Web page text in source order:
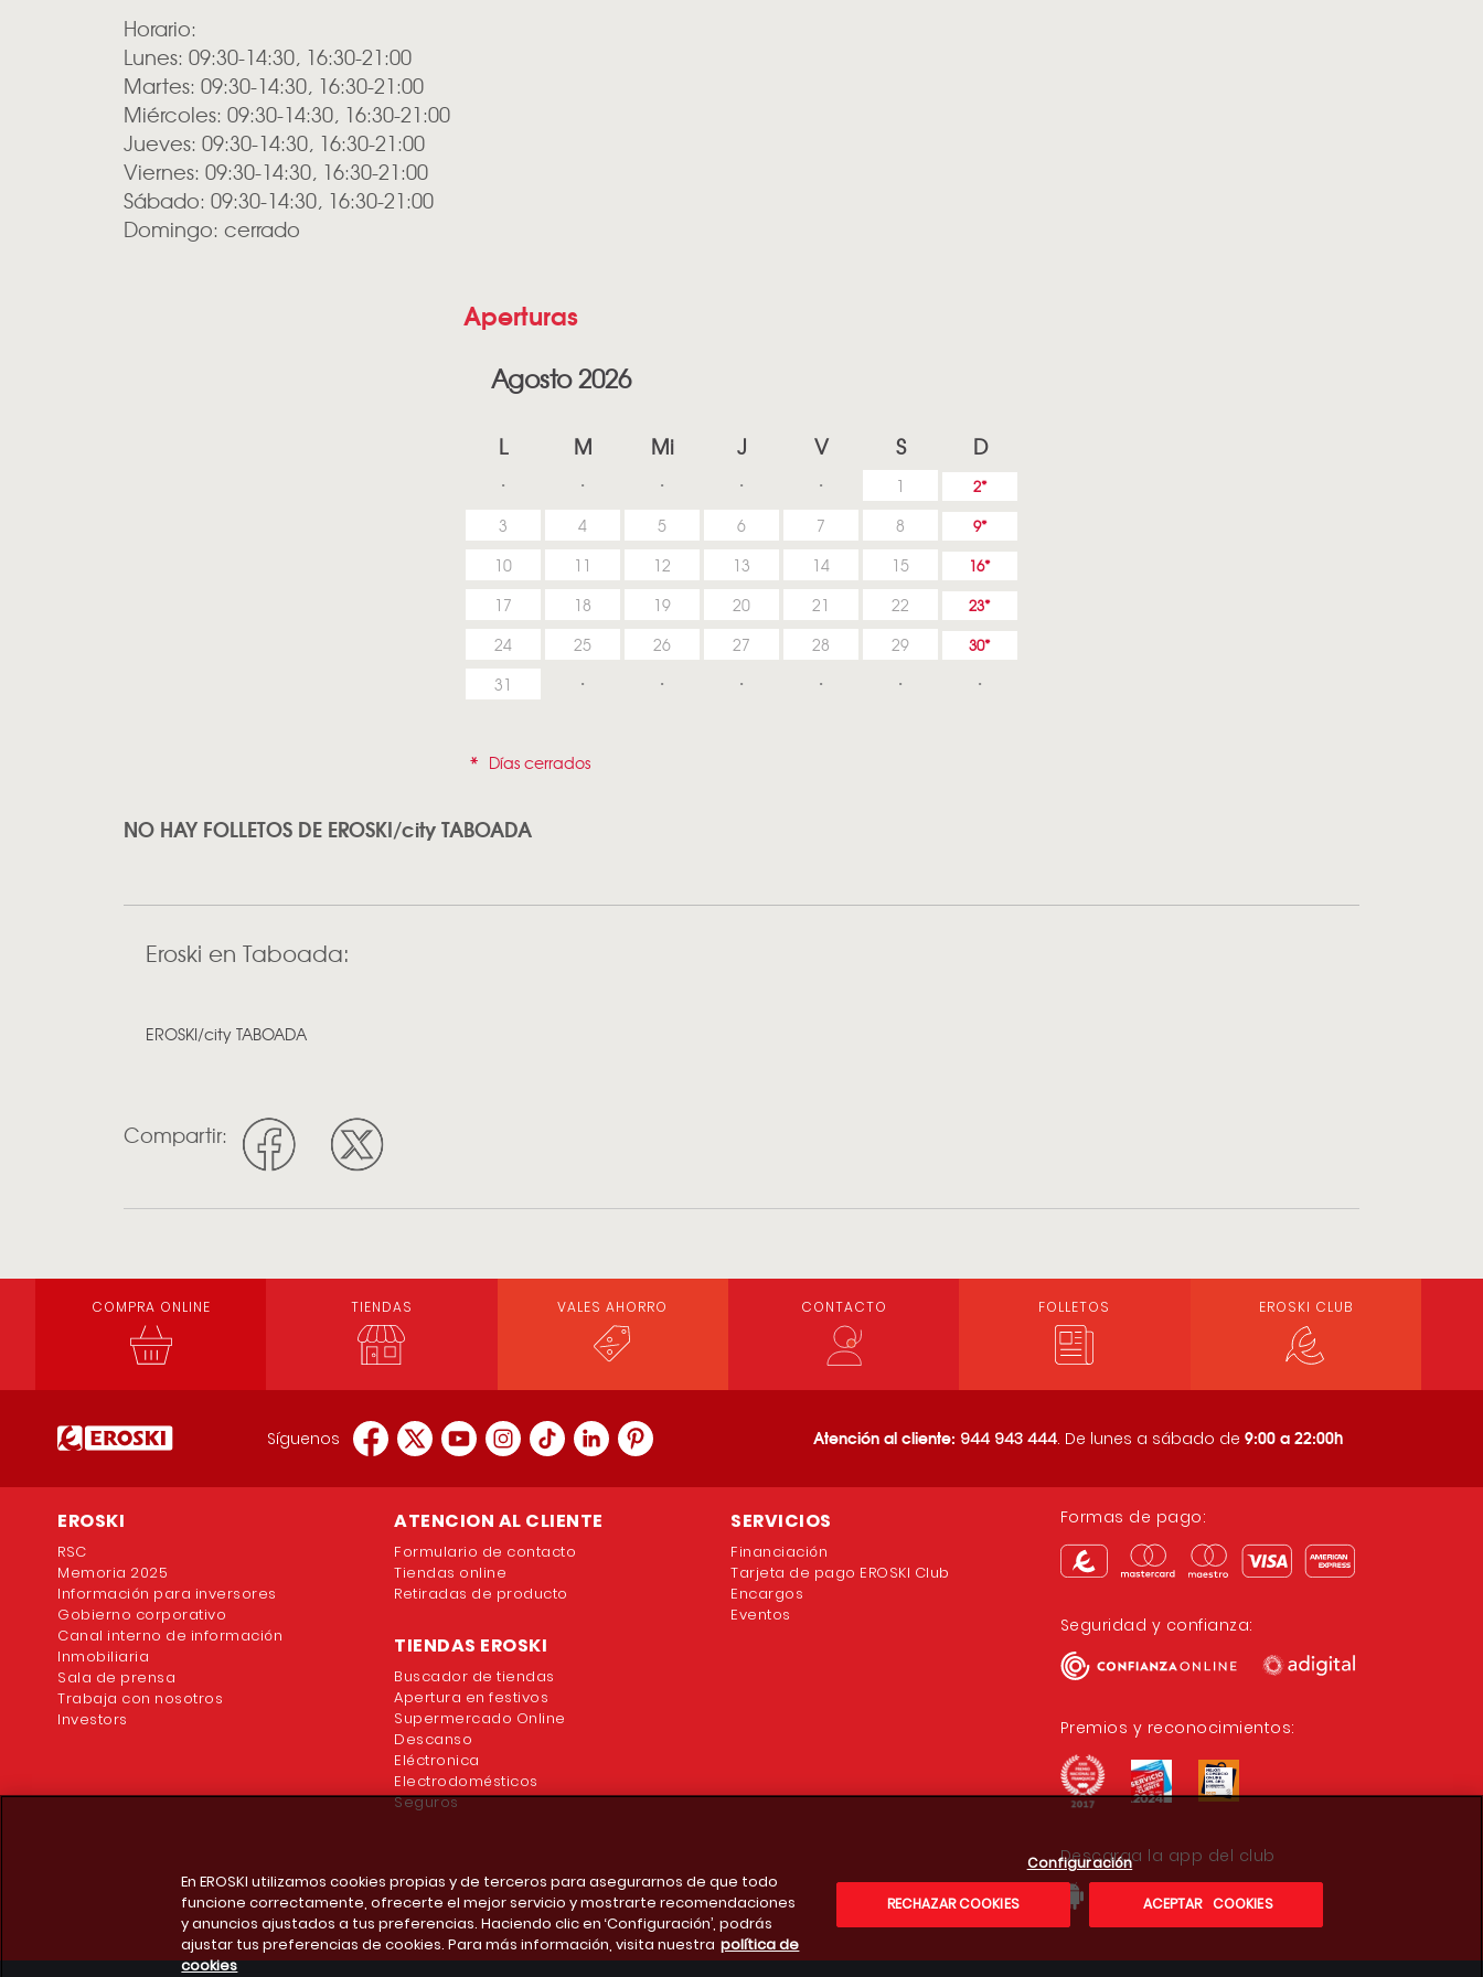
Horario:
Lunes: 09:30-14:30, 16:30-21:00
Martes: 09:30-14:30, 16:30-21:00
Miércoles: 09:30-14:30, 16:30-21:00
Jueves: 09:30-14:30, 16:30-21:00
Viernes: 09:30-14:30, 16:30-21:00
Sábado: 09:30-14:30, 16:30-21:00
Domingo: cerrado
Aperturas
Agosto 2026
L M Mi J V S D
1 2
3 4 5 6 7 8 9
10 11 12 13 14 15 16
17 18 19 20 21 22 23
24 25 26 27 28 29 30
31
* Días cerrados
NO HAY FOLLETOS DE EROSKI/city TABOADA
Eroski en Taboada:
EROSKI/city TABOADA
Compartir:
COMPRA ONLINE TIENDAS VALES AHORRO CONTACTO FOLLETOS EROSKI CLUB
Síguenos Atención al cliente: 944 943 444. De lunes a sábado de 9:00 a 22:00h
EROSKI
RSC
Memoria 2025
Información para inversores
Gobierno corporativo
Canal interno de información
Inmobiliaria
Sala de prensa
Trabaja con nosotros
Investors
ATENCION AL CLIENTE
Formulario de contacto
Tiendas online
Retiradas de producto
TIENDAS EROSKI
Buscador de tiendas
Apertura en festivos
Supermercado Online
Descanso
Eléctronica
Electrodomésticos
Seguros
SERVICIOS
Financiación
Tarjeta de pago EROSKI Club
Encargos
Eventos
Formas de pago:
Seguridad y confianza:
Premios y reconocimientos:
Descarga la app del club
En EROSKI utilizamos cookies propias y de terceros para asegurarnos de que todo
funcione correctamente, ofrecerte el mejor servicio y mostrarte recomendaciones
y anuncios ajustados a tus preferencias. Haciendo clic en ‘Configuración’, podrás
ajustar tus preferencias de cookies. Para más información, visita nuestra política de
cookies
Configuración
RECHAZAR COOKIES ACEPTAR COOKIES